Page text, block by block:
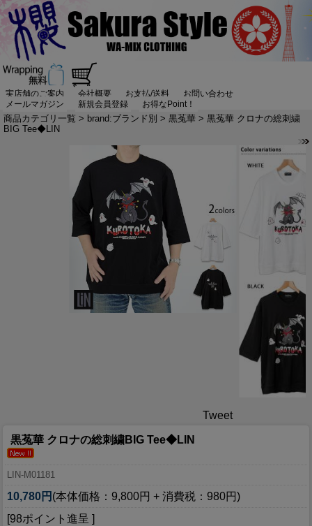
実店舗のご案内 会社概要 お支払/送料
お問い合わせ
メールマガジン
新規会員登録 お得なPoint！
商品カテゴリ一覧 > brand:ブランド別 > 黒菟華 > 黒菟華 クロナの総刺繍
BIG Tee◆LIN
Tweet
黒菟華 クロナの総刺繍BIG Tee◆LIN
LIN-M01181
10,780円 (本体価格：9,800円 + 消費税：980円)
[98ポイント進呈 ]